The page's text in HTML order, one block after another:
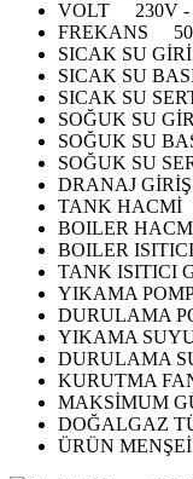
VOLT
230V -
FREKANS
50
SICAK SU
SICAK SU
SICAK SU
SOĞUK SU
SOĞUK SU
SOĞUK SU
DRANAJ
TANK HACMİ
BOILER
BOILER
TANK ISITICI
YIKAMA
DURULAMA
YIKAMA
DURULAMA
KURUTMA
MAKSİMUM
DOĞALGAZ
ÜRÜN MENŞEİ